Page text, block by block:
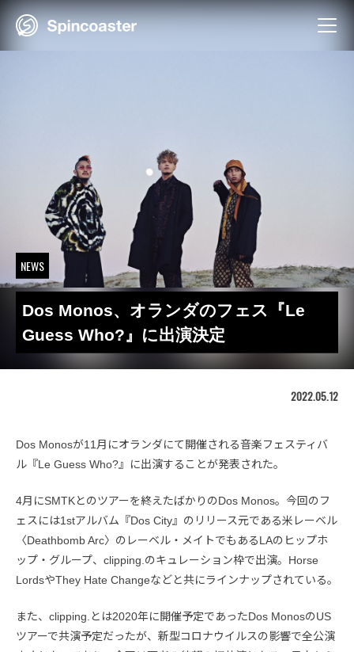
Skip
NEWS
Dos Monos、オランダのフェス『Le
Guess Who?』に出演決定
2022.05.12
Dos Monosが11月にオランダにて開催される音楽フェスティバ
ル『Le Guess Who?』に出演することが発表された。
4月にSMTKとのツアーを終えたばかりのDos Monos。今回のフ
ェスには1stアルバム『Dos City』のリリース元である米レーベル
〈Deathbomb Arc〉のレーベル・メイトでもあるLAのヒップホ
ップ・グループ、clipping.のキュレーション枠で出演。Horse
LordsやThey Hate Changeなどと共にラインナップされている。
また、clipping.とは2020年に開催予定であったDos MonosのUS
ツアーで共演予定だったが、新型コロナウイルスの影響で全公演